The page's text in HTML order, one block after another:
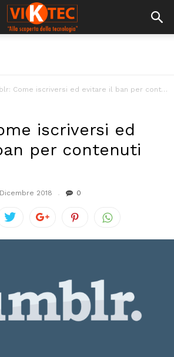
Come iscriversi ed evitare il ban per contenuti porno
iscriversi ed
per contenuti
2018 0